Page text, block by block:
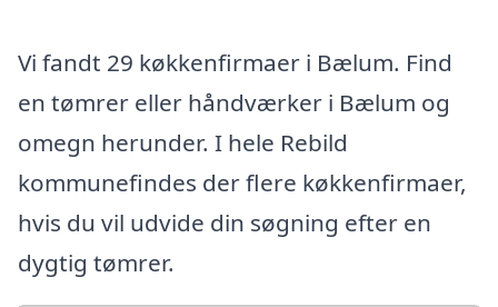
Vi fandt 29 køkkenfirmaer i Bælum. Find
en tømrer eller håndværker i Bælum og
omegn herunder. I hele Rebild
kommunefindes der flere køkkenfirmaer,
hvis du vil udvide din søgning efter en
dygtig tømrer.